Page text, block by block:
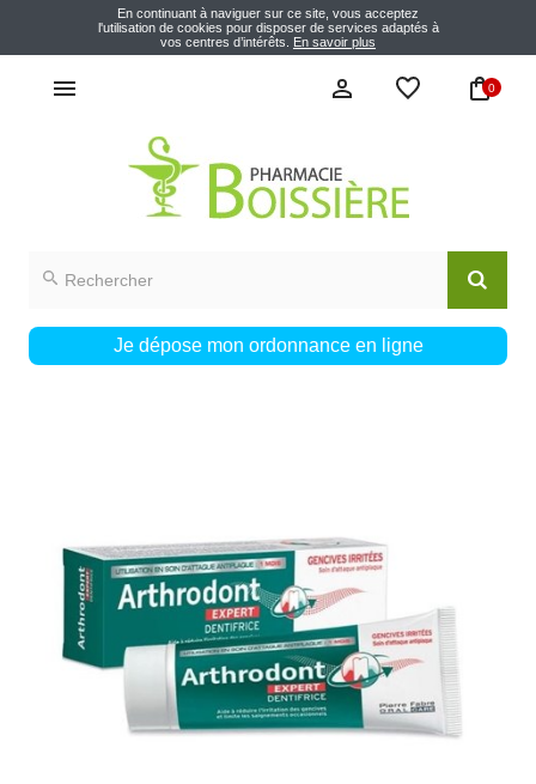
En continuant à naviguer sur ce site, vous acceptez
l'utilisation de cookies pour disposer de services adaptés à
vos centres d’intérêts. En savoir plus
0
Je dépose mon ordonnance en ligne